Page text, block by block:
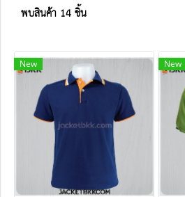
พบสินค้า 14 ชิ้น
New New